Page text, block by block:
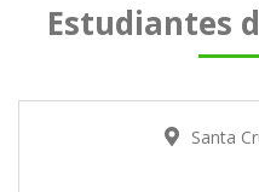
Estudiantes
Santa